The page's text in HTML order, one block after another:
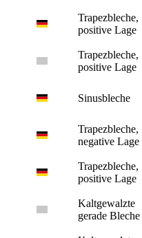
Trapezbleche,
positive Lage
Trapezbleche,
positive Lage
Sinusbleche
Trapezbleche,
negative Lage
Trapezbleche,
positive Lage
Kaltgewalzte
gerade Bleche